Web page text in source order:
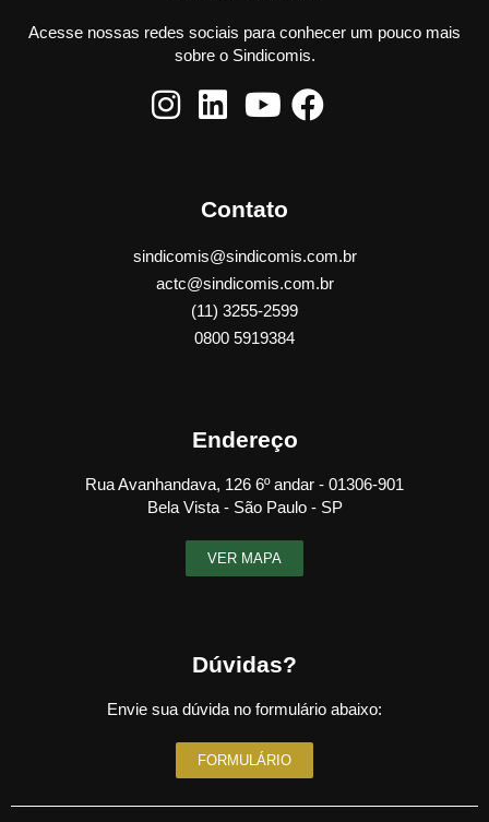
Acesse nossas redes sociais para conhecer um pouco mais
sobre o Sindicomis.
Contato
sindicomis@sindicomis.com.br
actc@sindicomis.com.br
(11) 3255-2599
0800 5919384
Endereço
Rua Avanhandava, 126 6º andar - 01306-901
Bela Vista - São Paulo - SP
VER MAPA
Dúvidas?
Envie sua dúvida no formulário abaixo:
FORMULÁRIO